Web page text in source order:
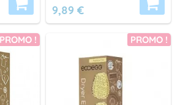
9,89 €
PROMO ! PROMO !